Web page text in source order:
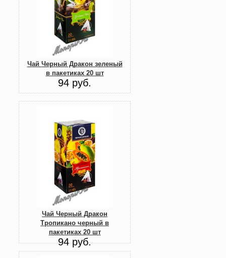
Чай Черный Дракон зеленый
в пакетиках 20 шт
94 руб.
Чай Черный Дракон
Тропикано черный в
пакетиках 20 шт
94 руб.